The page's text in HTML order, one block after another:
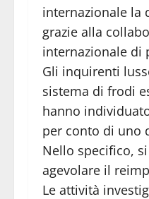
internazionale la
grazie alla
internazionale di
Gli inquirenti
sistema di frodi
hanno
per conto di uno
Nello specifico,
agevolare il
Le attività